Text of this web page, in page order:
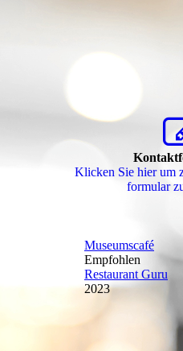
Klicken Sie hier um
for­mu­lar